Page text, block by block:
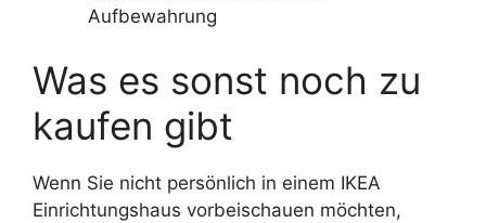
Aufbewahrung
Was es sonst noch zu
kaufen gibt
Wenn Sie nicht persönlich in einem IKEA
Einrichtungshaus vorbeischauen möchten,